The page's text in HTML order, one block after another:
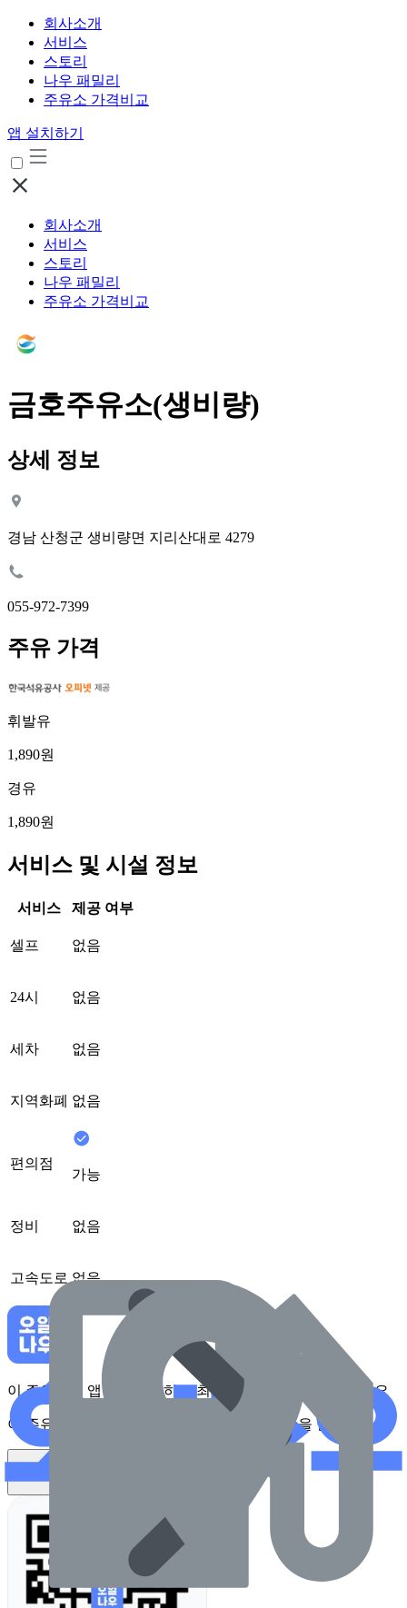
회사소개
서비스
스토리
나우 패밀리
주유소 가격비교
앱 설치하기
회사소개
서비스
스토리
나우 패밀리
주유소 가격비교
금호주유소(생비량)
상세 정보
경남 산청군 생비량면 지리산대로 4279
055-972-7399
주유 가격
휘발유
1,890원
경유
1,890원
서비스 및 시설 정보
서비스 제공 여부
셀프 없음
24시 없음
세차 없음
지역화폐 없음
편의점
가능
정비 없음
고속도로 없음
이 주유소를 앱에서 확인하고 최대 1만원 혜택을 받아보세요
이 주유소를 앱에서 확인하고 최대 1만원 혜택을 받아보세요